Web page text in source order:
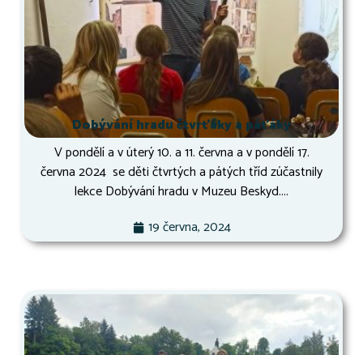
Dobývání hradu čtvrťáky a páťáky
V pondělí a v úterý 10. a 11. června a v pondělí 17.
června 2024 se děti čtvrtých a pátých tříd zúčastnily
lekce Dobývání hradu v Muzeu Beskyd....
19 června, 2024